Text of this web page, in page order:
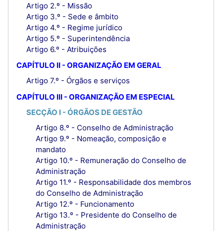
Artigo 2.º - Missão
Artigo 3.º - Sede e âmbito
Artigo 4.º - Regime jurídico
Artigo 5.º - Superintendência
Artigo 6.º - Atribuições
CAPÍTULO II - ORGANIZAÇÃO EM GERAL
Artigo 7.º - Órgãos e serviços
CAPÍTULO III - ORGANIZAÇÃO EM ESPECIAL
SECÇÃO I - ÓRGÃOS DE GESTÃO
Artigo 8.º - Conselho de Administração
Artigo 9.º - Nomeação, composição e
mandato
Artigo 10.º - Remuneração do Conselho de
Administração
Artigo 11.º - Responsabilidade dos membros
do Conselho de Administração
Artigo 12.º - Funcionamento
Artigo 13.º - Presidente do Conselho de
Administração